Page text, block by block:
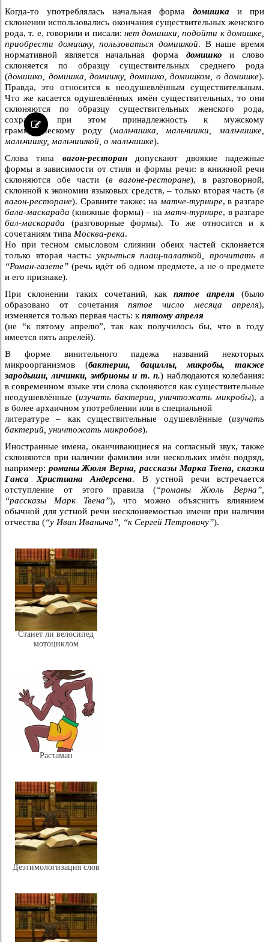
Когда-то употреблялась начальная форма домишка и при
склонении использовались окончания существительных женского
рода, т. е. говорили и писали: нет домишки, подойти к домишке,
приобрести домишку, пользоваться домишкой. В наше время
нормативной является начальная форма домишко и слово
склоняется по образцу существительных среднего рода
(домишко, домишка, домишку, домишко, домишком, о домишке).
Правда, это относится к неодушевлённым существительным.
Что же касается одушевлённых имён существительных, то они
склоняются по образцу существительных женского рода,
сохраняя при этом принадлежность к мужскому
грамматическому роду (мальчишка, мальчишки, мальчишке,
мальчишку, мальчишкой, о мальчишке).
Слова типа вагон-ресторандопускают двоякие падежные
формы в зависимости от стиля и формы речи: в книжной речи
склоняются обе части (в вагоне-ресторане), в разговорной,
склонной к экономии языковых средств, – только вторая часть (в
вагон-ресторане). Сравните также: на матче-турнире, в разгаре
бала-маскарада (книжные формы) – на матч-турнире, в разгаре
бал-маскарада (разговорные формы). То же относится и к
сочетаниям типа Москва-река.
Но при тесном смысловом слиянии обеих частей склоняется
только вторая часть: укрыться плащ-палаткой, прочитать в
“Роман-газете” (речь идёт об одном предмете, а не о предмете
и его признаке).
При склонении таких сочетаний, какпятое апреля(было
образовано от сочетания пятое число месяца апреля),
изменяется только первая часть: к пятому апреля
(не “к пятому апрелю”, так как получилось бы, что в году
имеется пять апрелей).
В форме винительного падежа названий некоторых
микроорганизмов (бактерии, бациллы, микробы, также
зародыши, личинки, эмбрионы и т. п.) наблюдаются колебания:
в современном языке эти слова склоняются как существительные
неодушевлённые (изучать бактерии, уничтожать микробы), а
в более архаичном употреблении или в специальной
литературе – как существительные одушевлённые (изучать
бактерий, уничтожать микробов).
Иностранные имена, оканчивающиеся на согласный звук, также
склоняются при наличии фамилии или нескольких имён подряд,
например: романы Жюля Верна, рассказы Марка Твена, сказки
Ганса Христиана Андерсена. В устной речи встречается
отступление от этого правила (“романы Жюль Верна”,
“рассказы Марк Твена”), что можно объяснить влиянием
обычной для устной речи несклоняемостью имени при наличии
отчества (“у Иван Иваныча”, “к Сергей Петровичу”).
Станет ли велосипед
мотоциклом
Растаман
Деэтимологизация слов